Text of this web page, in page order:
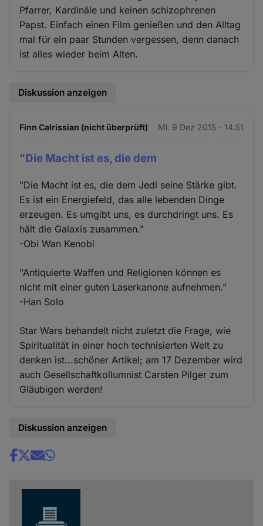
Pfarrer, Kardinäle und keinen schizophrenen
Papst. Einfach einen Film genießen und den Alltag
mal für ein paar Stunden vergessen, denn danach
ist alles wieder beim Alten.
Diskussion anzeigen
Finn Calrissian (nicht überprüft) Mi. 9 Dez 2015 - 14:51
"Die Macht ist es, die dem
"Die Macht ist es, die dem Jedi seine Stärke gibt.
Es ist ein Energiefeld, das alle lebenden Dinge
erzeugen. Es umgibt uns, es durchdringt uns. Es
hält die Galaxis zusammen."
-Obi Wan Kenobi
"Antiquierte Waffen und Religionen können es
nicht mit einer guten Laserkanone aufnehmen."
-Han Solo
Star Wars behandelt nicht zuletzt die Frage, wie
Spiritualität in einer hoch technisierten Welt zu
denken ist...schöner Artikel; am 17 Dezember wird
auch Gesellschaftkollumnist Carsten Pilger zum
Gläubigen werden!
Diskussion anzeigen
Share